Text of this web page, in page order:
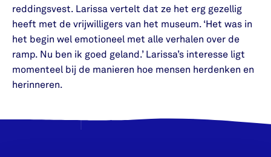
reddingsvest. Larissa vertelt dat ze het erg gezellig
heeft met de vrijwilligers van het museum. ‘Het was in
het begin wel emotioneel met alle verhalen over de
ramp. Nu ben ik goed geland.’ Larissa’s interesse ligt
momenteel bij de manieren hoe mensen herdenken en
herinneren.